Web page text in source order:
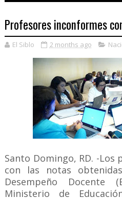
Profesores inconformes
El Siblo 2 months ago
Santo Domingo, RD. -
con las notas
Desempeño Docente
Ministerio de